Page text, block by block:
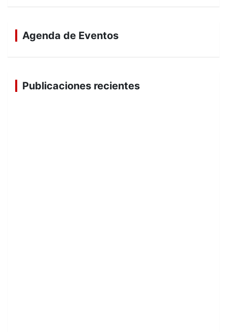
Agenda de Eventos
Publicaciones recientes